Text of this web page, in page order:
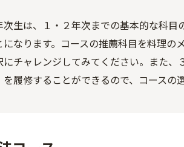
次生は、１・２年次までの基本的な科
になります。コースの推薦科目を料理
にチャレンジしてみてください。また
を履修することができるので、コースの